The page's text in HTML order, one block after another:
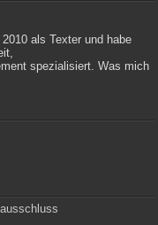
als Texter und habe
spezialisiert. Was mich